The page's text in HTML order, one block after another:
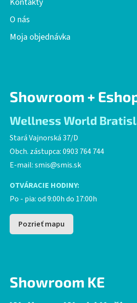
O nás
Moja objednávka
Showroom +
Wellness World
Stará Vajnorská 37/D
Obch. zástupca: 0903 764 744
E-mail:smis@smis.sk
OTVÁRACIE HODINY:
Po - pia: od 9:00h do 17:00h
Pozrieť mapu
Showroom KE